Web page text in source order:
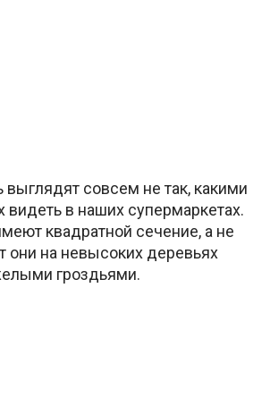
выглядят совсем не так, какими
в наших супермаркетах.
квадратной сечение, а не
они на невысоких деревьях
гроздьями.